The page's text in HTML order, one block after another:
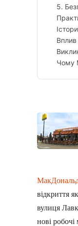
5.
Чому
відкриття
вулиця
нові